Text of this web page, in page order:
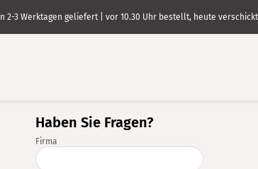
In 2-3 Werktagen geliefert | vor 10.30 Uhr bestellt, heute verschickt
Haben Sie Fragen?
Firma